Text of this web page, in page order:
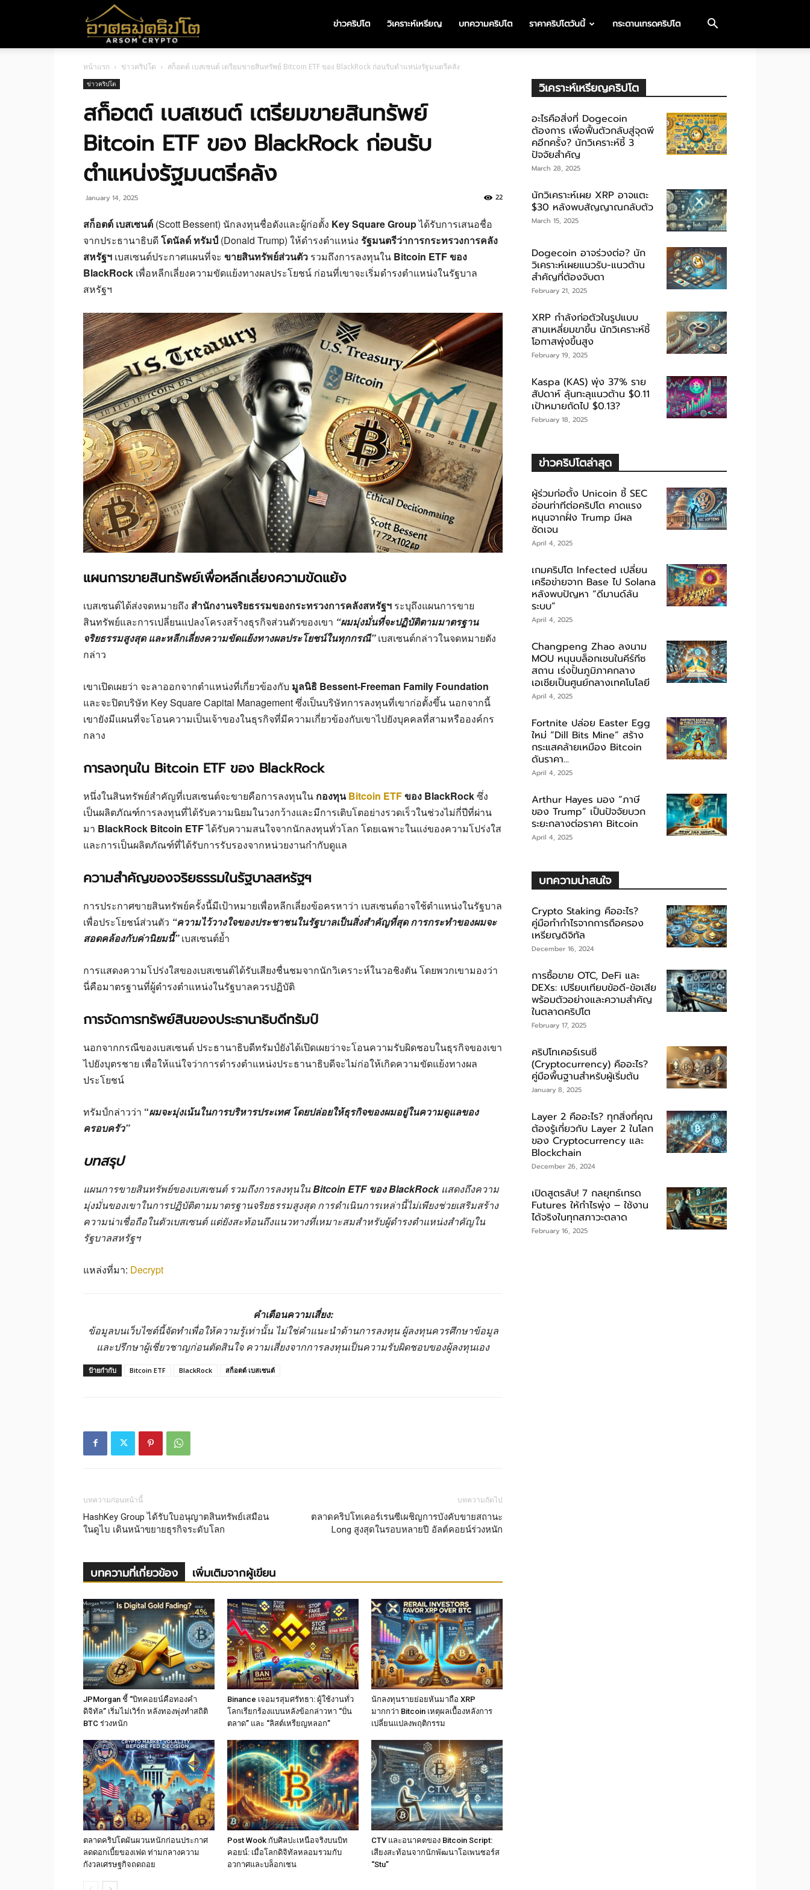
ศร
มค
ริ
ข่าวคริปโต วิเคราะห์เหรียญ บทความคริปโต ราคาคริปโตวันนี้ กระดานเทรดคริปโต
หน้าแรก ข่าวคริปโต สก็อตต์ เบสเซนต์ เตรียมขายสินทรัพย์ Bitcoin ETF ของ BlackRock ก่อนรับตำแหน่งรัฐมนตรีคลัง
ข่าวคริปโต
สก็อตต์ เบสเซนต์ เตรียมขายสินทรัพย์
Bitcoin ETF ของ BlackRock ก่อนรับ
ตำแหน่งรัฐมนตรีคลัง
January 14, 2025 22
สก็อตต์ เบสเซนต์ (Scott Bessent) นักลงทุนชื่อดังและผู้ก่อตั้ง Key Square Groupได้รับการเสนอชื่อ
จากประธานาธิบดีโดนัลด์ ทรัมป์ (Donald Trump) ให้ดำรงตำแหน่ง รัฐมนตรีว่าการกระทรวงการคลัง
สหรัฐฯ เบสเซนต์ประกาศแผนที่จะ ขายสินทรัพย์ส่วนตัว รวมถึงการลงทุนใน Bitcoin ETF ของ
BlackRock เพื่อหลีกเลี่ยงความขัดแย้งทางผลประโยชน์ ก่อนที่เขาจะเริ่มดำรงตำแหน่งในรัฐบาล
สหรัฐฯ
แผนการขายสินทรัพย์เพื่อหลีกเลี่ยงความขัดแย้ง
เบสเซนต์ได้ส่งจดหมายถึง สำนักงานจริยธรรมของกระทรวงการคลังสหรัฐฯ ระบุถึงแผนการขาย
สินทรัพย์และการเปลี่ยนแปลงโครงสร้างธุรกิจส่วนตัวของเขา “ผมมุ่งมั่นที่จะปฏิบัติตามมาตรฐาน
จริยธรรมสูงสุด และหลีกเลี่ยงความขัดแย้งทางผลประโยชน์ในทุกกรณี”เบสเซนต์กล่าวในจดหมายดัง
กล่าว
เขาเปิดเผยว่า จะลาออกจากตำแหน่งที่เกี่ยวข้องกับ มูลนิธิ Bessent-Freeman Family Foundation
และจะปิดบริษัท Key Square Capital Management ซึ่งเป็นบริษัทการลงทุนที่เขาก่อตั้งขึ้น นอกจากนี้
เขายังมีแผนที่จะโอนความเป็นเจ้าของในธุรกิจที่มีความเกี่ยวข้องกับเขาไปยังบุคคลที่สามหรือองค์กร
กลาง
การลงทุนใน Bitcoin ETF ของ BlackRock
หนึ่งในสินทรัพย์สำคัญที่เบสเซนต์จะขายคือการลงทุนใน กองทุนBitcoin ETFของ BlackRockซึ่ง
เป็นผลิตภัณฑ์การลงทุนที่ได้รับความนิยมในวงกว้างและมีการเติบโตอย่างรวดเร็วในช่วงไม่กี่ปีที่ผ่าน
มา BlackRock Bitcoin ETFได้รับความสนใจจากนักลงทุนทั่วโลก โดยเฉพาะในแง่ของความโปร่งใส
และการเป็นผลิตภัณฑ์ที่ได้รับการรับรองจากหน่วยงานกำกับดูแล
ความสำคัญของจริยธรรมในรัฐบาลสหรัฐฯ
การประกาศขายสินทรัพย์ครั้งนี้มีเป้าหมายเพื่อหลีกเลี่ยงข้อครหาว่า เบสเซนต์อาจใช้ตำแหน่งในรัฐบาล
เพื่อประโยชน์ส่วนตัว “ความไว้วางใจของประชาชนในรัฐบาลเป็นสิ่งสำคัญที่สุด การกระทำของผมจะ
สอดคล้องกับค่านิยมนี้”เบสเซนต์ย้ำ
การแสดงความโปร่งใสของเบสเซนต์ได้รับเสียงชื่นชมจากนักวิเคราะห์ในวอชิงตัน โดยพวกเขามองว่า
นี่คือมาตรฐานที่ผู้ดำรงตำแหน่งในรัฐบาลควรปฏิบัติ
การจัดการทรัพย์สินของประธานาธิบดีทรัมป์
นอกจากกรณีของเบสเซนต์ ประธานาธิบดีทรัมป์ยังได้เปิดเผยว่าจะโอนความรับผิดชอบในธุรกิจของเขา
ไปยังบุตรชาย เพื่อให้แน่ใจว่าการดำรงตำแหน่งประธานาธิบดีจะไม่ก่อให้เกิดความขัดแย้งทางผล
ประโยชน์
ทรัมป์กล่าวว่า “ผมจะมุ่งเน้นในการบริหารประเทศ โดยปล่อยให้ธุรกิจของผมอยู่ในความดูแลของ
ครอบครัว”
บทสรุป
แผนการขายสินทรัพย์ของเบสเซนต์ รวมถึงการลงทุนในBitcoin ETF ของ BlackRockแสดงถึงความ
มุ่งมั่นของเขาในการปฏิบัติตามมาตรฐานจริยธรรมสูงสุด การดำเนินการเหล่านี้ไม่เพียงช่วยเสริมสร้าง
ความน่าเชื่อถือในตัวเบสเซนต์ แต่ยังสะท้อนถึงแนวทางที่เหมาะสมสำหรับผู้ดำรงตำแหน่งสำคัญใน
รัฐบาลสหรัฐฯ
แหล่งที่มา: Decrypt
คำเตือนความเสี่ยง:
ข้อมูลบนเว็บไซต์นี้จัดทำเพื่อให้ความรู้เท่านั้น ไม่ใช่คำแนะนำด้านการลงทุน ผู้ลงทุนควรศึกษาข้อมูล
และปรึกษาผู้เชี่ยวชาญก่อนตัดสินใจ ความเสี่ยงจากการลงทุนเป็นความรับผิดชอบของผู้ลงทุนเอง
ป้ายกำกับ Bitcoin ETF BlackRock สก็อตต์ เบสเซนต์
บทความก่อนหน้านี้
HashKey Group ได้รับใบอนุญาตสินทรัพย์เสมือน
ในดูไบ เดินหน้าขยายธุรกิจระดับโลก
บทความถัดไป
ตลาดคริปโทเคอร์เรนซีเผชิญการบังคับขายสถานะ
Long สูงสุดในรอบหลายปี อัลต์คอยน์ร่วงหนัก
บทความที่เกี่ยวข้อง เพิ่มเติมจากผู้เขียน
JPMorgan ชี้ “บิทคอยน์คือทองคำ
ดิจิทัล” เริ่มไม่เวิร์ก หลังทองพุ่งทำสถิติ
BTC ร่วงหนัก
Binance เจอมรสุมศรัทธา: ผู้ใช้งานทั่ว
โลกเรียกร้องแบนหลังข้อกล่าวหา “ปั่น
ตลาด” และ “ลิสต์เหรียญหลอก”
นักลงทุนรายย่อยหันมาถือ XRP
มากกว่า Bitcoin เหตุผลเบื้องหลังการ
เปลี่ยนแปลงพฤติกรรม
ตลาดคริปโตผันผวนหนักก่อนประกาศ
ลดดอกเบี้ยของเฟด ท่ามกลางความ
กังวลเศรษฐกิจถดถอย
Post Wook กับศิลปะเหนือจริงบนบิท
คอยน์: เมื่อโลกดิจิทัลหลอมรวมกับ
อวกาศและบล็อกเชน
CTV และอนาคตของ Bitcoin Script:
เสียงสะท้อนจากนักพัฒนาโอเพนซอร์ส
“Stu”
วิเคราะห์เหรียญคริปโต
อะไรคือสิ่งที่ Dogecoin
ต้องการ เพื่อฟื้นตัวกลับสู่จุดพี
คอีกครั้ง? นักวิเคราะห์ชี้ 3
ปัจจัยสำคัญ
March 28, 2025
นักวิเคราะห์เผย XRP อาจแตะ
$30 หลังพบสัญญาณกลับตัว
March 15, 2025
Dogecoin อาจร่วงต่อ? นัก
วิเคราะห์เผยแนวรับ-แนวต้าน
สำคัญที่ต้องจับตา
February 21, 2025
XRP กำลังก่อตัวในรูปแบบ
สามเหลี่ยมขาขึ้น นักวิเคราะห์ชี้
โอกาสพุ่งขึ้นสูง
February 19, 2025
Kaspa (KAS) พุ่ง 37% ราย
สัปดาห์ ลุ้นทะลุแนวต้าน $0.11
เป้าหมายถัดไป $0.13?
February 18, 2025
ข่าวคริปโตล่าสุด
ผู้ร่วมก่อตั้ง Unicoin ชี้ SEC
อ่อนท่าทีต่อคริปโต คาดแรง
หนุนจากฝั่ง Trump มีผล
ชัดเจน
April 4, 2025
เกมคริปโต Infected เปลี่ยน
เครือข่ายจาก Base ไป Solana
หลังพบปัญหา “ดีมานด์ล้น
ระบบ”
April 4, 2025
Changpeng Zhao ลงนาม
MOU หนุนบล็อกเชนในคีร์กีซ
สถาน เร่งปั้นภูมิภาคกลาง
เอเชียเป็นศูนย์กลางเทคโนโลยี
April 4, 2025
Fortnite ปล่อย Easter Egg
ใหม่ “Dill Bits Mine” สร้าง
กระแสคล้ายเหมือง Bitcoin
ดันราคา...
April 4, 2025
Arthur Hayes มอง “ภาษี
ของ Trump” เป็นปัจจัยบวก
ระยะกลางต่อราคา Bitcoin
April 4, 2025
บทความน่าสนใจ
Crypto Staking คืออะไร?
คู่มือทำกำไรจากการถือครอง
เหรียญดิจิทัล
December 16, 2024
การซื้อขาย OTC, DeFi และ
DEXs: เปรียบเทียบข้อดี-ข้อเสีย
พร้อมตัวอย่างและความสำคัญ
ในตลาดคริปโต
February 17, 2025
คริปโทเคอร์เรนซี
(Cryptocurrency) คืออะไร?
คู่มือพื้นฐานสำหรับผู้เริ่มต้น
January 8, 2025
Layer 2 คืออะไร? ทุกสิ่งที่คุณ
ต้องรู้เกี่ยวกับ Layer 2 ในโลก
ของ Cryptocurrency และ
Blockchain
December 26, 2024
เปิดสูตรลับ! 7 กลยุทธ์เทรด
Futures ให้กำไรพุ่ง – ใช้งาน
ได้จริงในทุกสภาวะตลาด
February 16, 2025